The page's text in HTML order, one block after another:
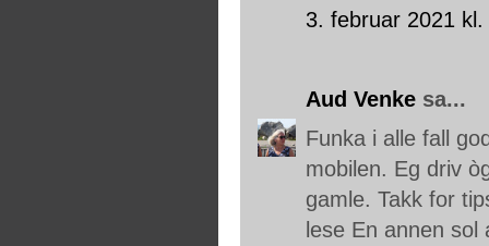
3. februar 2021 kl.
Aud Venke sa...
Funka i alle fall
mobilen. Eg driv
gamle. Takk for
lese En annen sol